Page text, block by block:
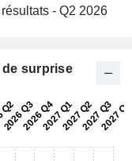
- Q2 2026
surprise